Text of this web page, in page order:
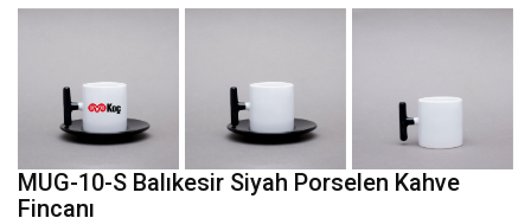
MUG-10-S Balıkesir Siyah Porselen Kahve
Fincanı